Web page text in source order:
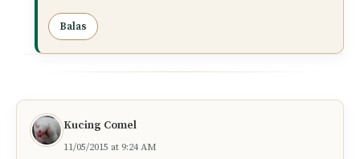
Balas
Kucing Comel
11/05/2015 at 9:24 AM